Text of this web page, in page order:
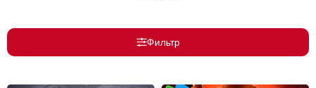
Фильтр